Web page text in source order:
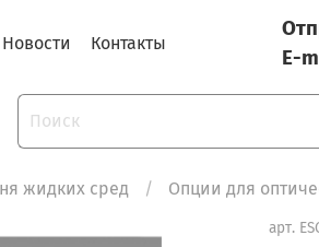
Новости Контакты
E-
жидких сред Опции для
арт.